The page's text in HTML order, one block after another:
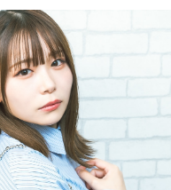
トレンド
声優記事一覧
実写化映画一覧